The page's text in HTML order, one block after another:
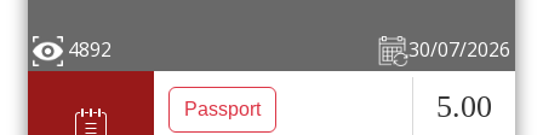
30/07/2026
4892
Passport 5.00